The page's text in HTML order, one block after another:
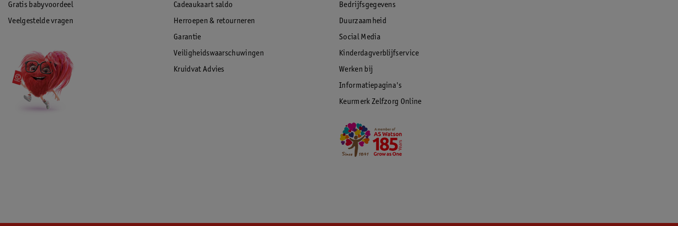
Gratis babyvoordeel
Veelgestelde vragen
Cadeaukaart saldo
Herroepen & retourneren
Garantie
Veiligheidswaarschuwingen
Kruidvat Advies
Bedrijfsgegevens
Duurzaamheid
Social Media
Kinderdagverblijfservice
Werken bij
Informatiepagina's
Keurmerk Zelfzorg Online